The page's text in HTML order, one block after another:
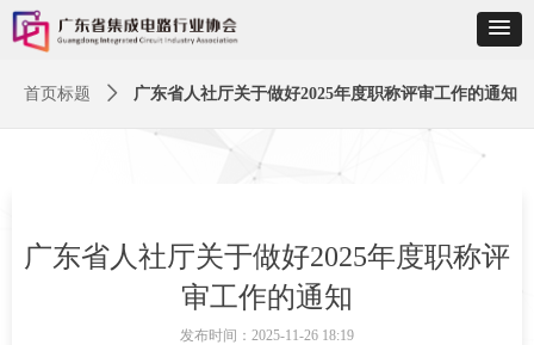
广东省人社厅关于做好2025年度职称评
审工作的通知
发布时间： 2025-11-26 18:19
首页标题 ꄲ 广东省人社厅关于做好2025年度职称评审工作的通知